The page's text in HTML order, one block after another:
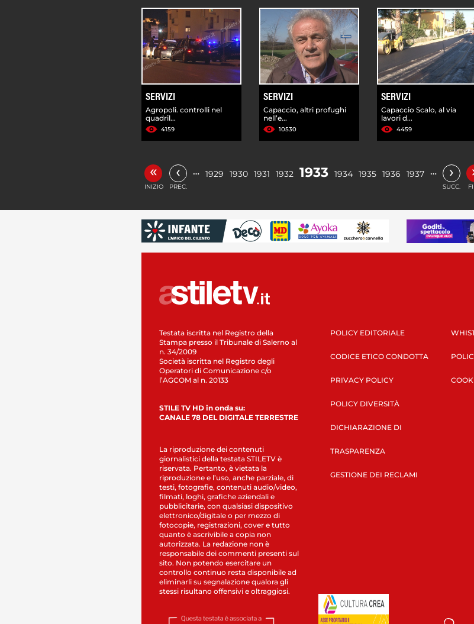
SERVIZI
Agropoli. controlli nel
quadril...
4159
SERVIZI
Capaccio, altri profughi
nell’e...
10530
SERVIZI
Capaccio Scalo, al via
lavori d...
4459
«
INIZIO
‹
PREC.
… 1929 1930 1931 1932 1933 1934 1935 1936 1937 … ›
SUCC.
Testata iscritta nel Registro della
Stampa presso il Tribunale di Salerno al
n. 34/2009
Società iscritta nel Registro degli
Operatori di Comunicazione c/o
l’AGCOM al n. 20133
STILE TV HD in onda su:
CANALE 78 DEL DIGITALE TERRESTRE
La riproduzione dei contenuti
giornalistici della testata STILETV è
riservata. Pertanto, è vietata la
riproduzione e l’uso, anche parziale, di
testi, fotografie, contenuti audio/video,
filmati, loghi, grafiche aziendali e
pubblicitarie, con qualsiasi dispositivo
elettronico/digitale o per mezzo di
fotocopie, registrazioni, cover e tutto
quanto è ascrivibile a copia non
autorizzata. La redazione non è
responsabile dei commenti presenti sul
sito. Non potendo esercitare un
controllo continuo resta disponibile ad
eliminarli su segnalazione qualora gli
stessi risultano offensivi e oltraggiosi.
POLICY EDITORIALE
CODICE ETICO CONDOTTA
PRIVACY POLICY
POLICY DIVERSITÀ
DICHIARAZIONE DI
TRASPARENZA
GESTIONE DEI RECLAMI